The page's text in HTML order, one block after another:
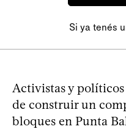
Si ya tenés
Activistas y
de construir un
bloques en Punta